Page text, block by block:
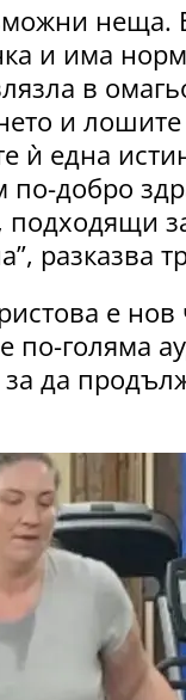
неща.
и има
в
и
ѝ една
добро
разказва
е
по-голяма
да